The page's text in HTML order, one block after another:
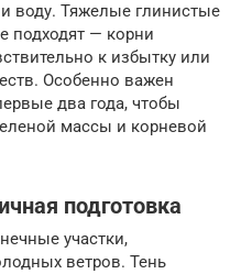
воду. Тяжелые глинистые
подходят — корни
к избытку или
Особенно важен
два года, чтобы
массы и корневой
подготовка
участки,
ветров. Тень